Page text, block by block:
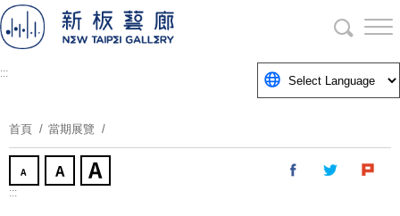
跳
到
要
塊
:::
首頁 當期展覽
:::